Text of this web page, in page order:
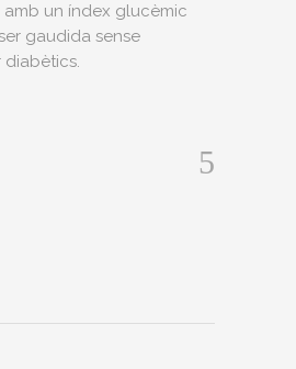
amb un índex glucèmic
gaudida sense